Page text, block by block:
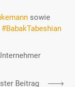
sowie
#BabakTabeshian
Beitrag